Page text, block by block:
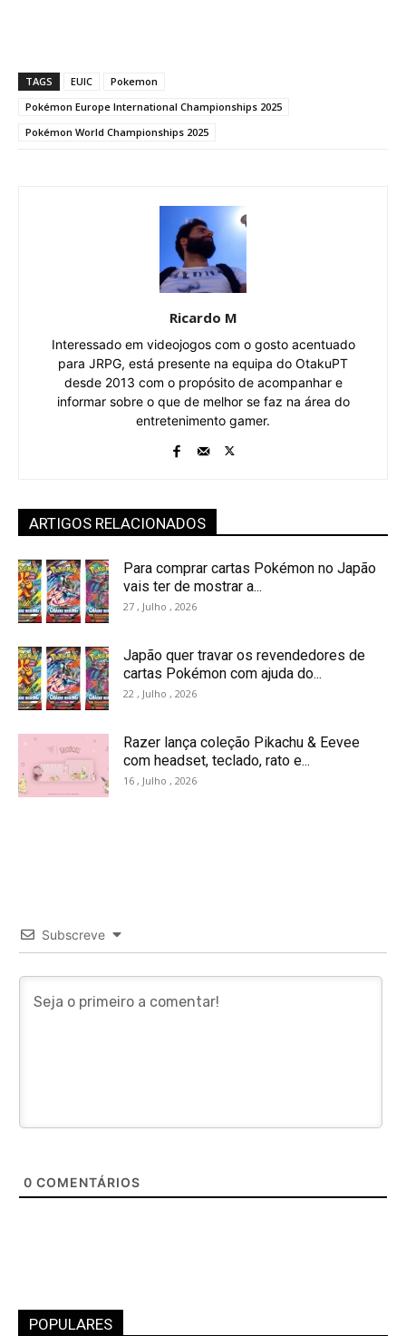
TAGS EUIC
Pokemon
Pokémon Europe International Championships 2025
Pokémon World Championships 2025
Ricardo M
Interessado em videojogos com o gosto acentuado
para JRPG, está presente na equipa do OtakuPT
desde 2013 com o propósito de acompanhar e
informar sobre o que de melhor se faz na área do
entretenimento gamer.
ARTIGOS RELACIONADOS
Para comprar cartas Pokémon no Japão
vais ter de mostrar a...
27 , Julho , 2026
Japão quer travar os revendedores de
cartas Pokémon com ajuda do...
22 , Julho , 2026
Razer lança coleção Pikachu & Eevee
com headset, teclado, rato e...
16 , Julho , 2026
Subscreve
0 COMENTÁRIOS
POPULARES